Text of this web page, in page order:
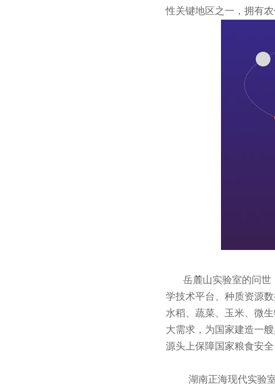
性关键地区之一，拥有
岳麓山实验室的问世
学技术平台、种质资源
水稻、蔬菜、玉米、微
大需求，为国家建造一
源头上保障国家粮食安
湖南正海现代实验